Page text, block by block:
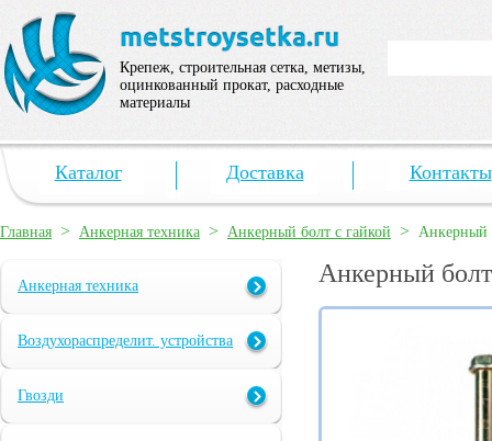
Крепеж, строительная сетка, метизы,
оцинкованный прокат, расходные
материалы
Каталог Доставка Контакты
Главная > Анкерная техника > Анкерный болт с гайкой > Анкерный
Анкерная техника
Воздухораспределит. устройства
Гвозди
Анкерный